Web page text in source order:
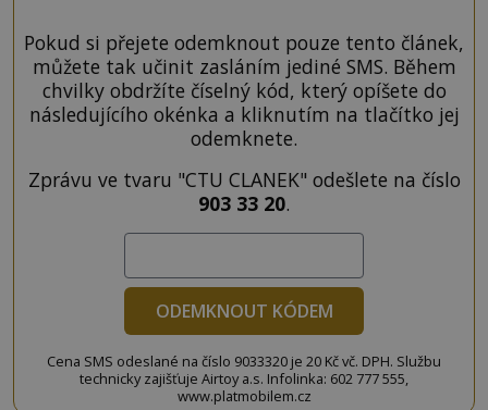
Pokud si přejete odemknout pouze tento článek,
můžete tak učinit zasláním jediné SMS. Během
chvilky obdržíte číselný kód, který opíšete do
následujícího okénka a kliknutím na tlačítko jej
odemknete.
Zprávu ve tvaru "CTU CLANEK" odešlete na číslo
903 33 20.
ODEMKNOUT KÓDEM
Cena SMS odeslané na číslo 9033320 je 20 Kč vč. DPH. Službu
technicky zajišťuje Airtoy a.s. Infolinka: 602 777 555,
www.platmobilem.cz